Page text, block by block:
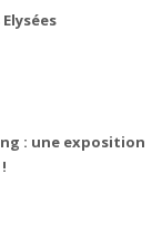
: une exposition